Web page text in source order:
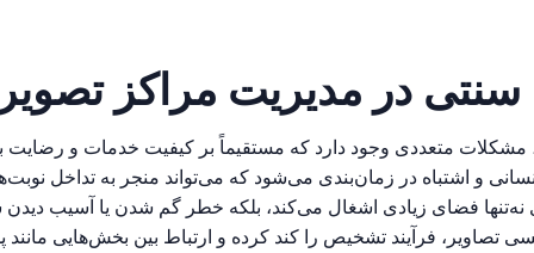
در مدیریت مراکز
متعددی وجود دارد که مستقیماً بر کیفیت خدمات و رضایت
و اشتباه در زمان‌بندی می‌شود که می‌تواند منجر به تداخل
فضای زیادی اشغال می‌کند، بلکه خطر گم شدن یا آسیب دیدن
تصاویر، فرآیند تشخیص را کند کرده و ارتباط بین بخش‌هایی مانند